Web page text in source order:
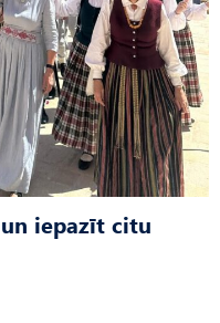
iepazīt citu